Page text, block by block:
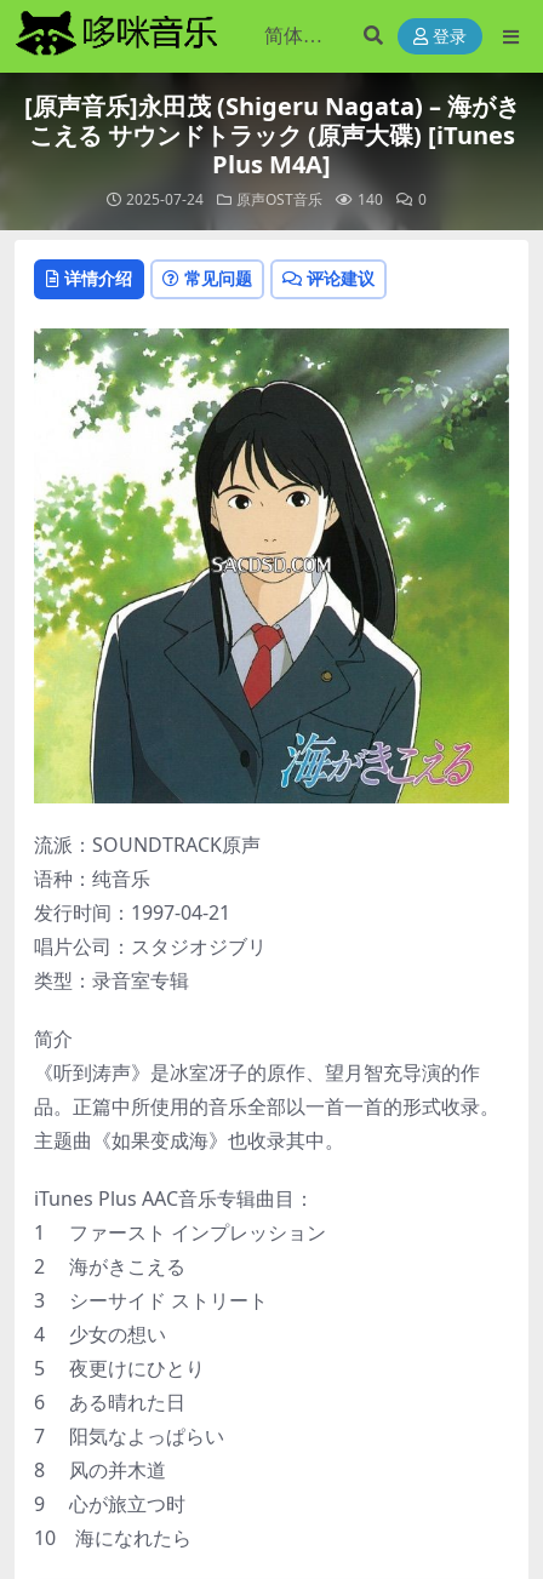
登录
[原声音乐]永田茂 (Shigeru Nagata) – 海がき
こえる サウンドトラック (原声大碟) [iTunes
Plus M4A]
2025-07-24 原声OST音乐 140 0
详情介绍 常见问题 评论建议
流派：SOUNDTRACK原声
语种：纯音乐
发行时间：1997-04-21
唱片公司：スタジオジブリ
类型：录音室专辑
简介
《听到涛声》是冰室冴子的原作、望月智充导演的作
品。正篇中所使用的音乐全部以一首一首的形式收录。
主题曲《如果变成海》也收录其中。
iTunes Plus AAC音乐专辑曲目：
1 ファースト インプレッション
2 海がきこえる
3 シーサイド ストリート
4 少女の想い
5 夜更けにひとり
6 ある晴れた日
7 阳気なよっぱらい
8 风の并木道
9 心が旅立つ时
10 海になれたら